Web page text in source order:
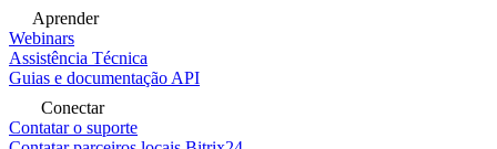
Aprender
Webinars
Assistência Técnica
Guias e documentação API
Conectar
Contatar o suporte